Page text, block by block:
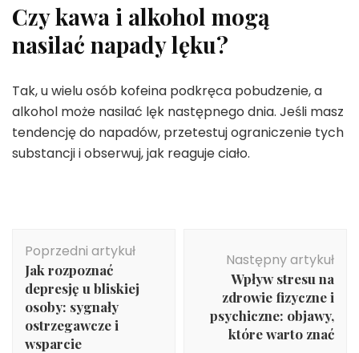
Czy kawa i alkohol mogą
nasilać napady lęku?
Tak, u wielu osób kofeina podkręca pobudzenie, a
alkohol może nasilać lęk następnego dnia. Jeśli masz
tendencję do napadów, przetestuj ograniczenie tych
substancji i obserwuj, jak reaguje ciało.
wpisu
Poprzedni artykuł
Jak rozpoznać
depresję u bliskiej
osoby: sygnały
ostrzegawcze i
wsparcie
Następny artykuł
Wpływ stresu na
zdrowie fizyczne i
psychiczne: objawy,
które warto znać